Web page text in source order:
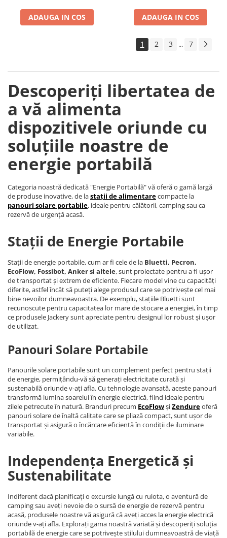
ADAUGA IN COS ADAUGA IN COS
1 2 3 ... 7
Descoperiți libertatea de
a vă alimenta
dispozitivele oriunde cu
soluțiile noastre de
energie portabilă
Categoria noastră dedicată "Energie Portabilă" vă oferă o gamă largă
de produse inovative, de lastații de alimentarecompacte la
panouri solare portabile, ideale pentru călătorii, camping sau ca
rezervă de urgență acasă.
Stații de Energie Portabile
Stații de energie portabile, cum ar fi cele de la Bluetti, Pecron,
EcoFlow, Fossibot, Anker si altele, sunt proiectate pentru a fi ușor
de transportat și extrem de eficiente. Fiecare model vine cu capacități
diferite, astfel încât să puteți alege produsul care se potrivește cel mai
bine nevoilor dumneavoastra. De exemplu, stațiile Bluetti sunt
recunoscute pentru capacitatea lor mare de stocare a energiei, în timp
ce produsele Jackery sunt apreciate pentru designul lor robust și ușor
de utilizat.
Panouri Solare Portabile
Panourile solare portabile sunt un complement perfect pentru stații
de energie, permițându-vă să generați electricitate curată și
sustenabilă oriunde v-ați afla. Cu tehnologie avansată, aceste panouri
transformă lumina soarelui în energie electrică, fiind ideale pentru
zilele petrecute în natură. Branduri precum EcoFlowșiZendureoferă
panouri solare de înaltă calitate care se pliază compact, sunt ușor de
transportat și asigură o încărcare eficientă în condiții de iluminare
variabile.
Independența Energetică și
Sustenabilitate
Indiferent dacă planificați o excursie lungă cu rulota, o aventură de
camping sau aveți nevoie de o sursă de energie de rezervă pentru
acasă, produsele noastre vă asigură că aveți acces la energie electrică
oriunde v-ați afla. Explorați gama noastră variată și descoperiți soluția
portabilă de energie care se potrivește stilului dumneavoastră de viață